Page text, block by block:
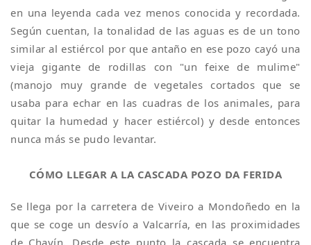
en una leyenda cada vez menos conocida y recordada.
Según cuentan, la tonalidad de las aguas es de un tono
similar al estiércol por que antaño en ese pozo cayó una
vieja gigante de rodillas con "un feixe de mulime"
(manojo muy grande de vegetales cortados que se
usaba para echar en las cuadras de los animales, para
quitar la humedad y hacer estiércol) y desde entonces
nunca más se pudo levantar.
CÓMO LLEGAR A LA CASCADA POZO DA FERIDA
Se llega por la carretera de Viveiro a Mondoñedo en la
que se coge un desvío a Valcarría, en las proximidades
de Chavín. Desde este punto la cascada se encuentra